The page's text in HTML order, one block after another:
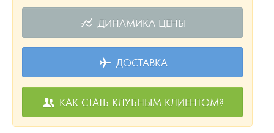
ДИНАМИКА ЦЕНЫ
ДОСТАВКА
КАК СТАТЬ КЛУБНЫМ КЛИЕНТОМ?